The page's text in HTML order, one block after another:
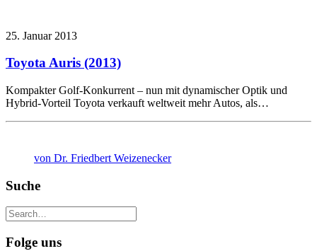
25. Januar 2013
Toyota Auris (2013)
Kompakter Golf-Konkurrent – nun mit dynamischer Optik und
Hybrid-Vorteil Toyota verkauft weltweit mehr Autos, als…
von Dr. Friedbert Weizenecker
Suche
Folge uns